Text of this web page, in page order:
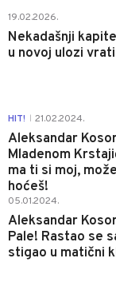
19.02.2026.
Nekadašnji
u novoj ulozi
HIT! 21.02.2024.
Aleksandar
Mladenom
ma ti si moj,
hoćeš!
05.01.2024.
Aleksandar
Pale! Rastao se
stigao u matični